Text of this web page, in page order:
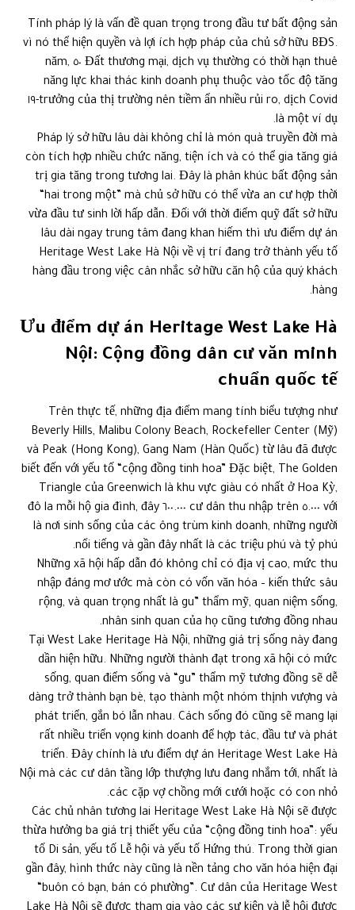
Tính pháp lý là vấn đề quan trọng trong đầu tư bất động sản
vì nó thể hiện quyền và lợi ích hợp pháp của chủ sở hữu BĐS.
Đất thương mại, dịch vụ thường có thời hạn thuê ٥٠ năm,
năng lực khai thác kinh doanh phụ thuộc vào tốc độ tăng
trưởng của thị trường nên tiềm ẩn nhiều rủi ro, dịch Covid-١٩
là một ví dụ.
Pháp lý sở hữu lâu dài không chỉ là món quà truyền đời mà
còn tích hợp nhiều chức năng, tiện ích và có thể gia tăng giá
trị gia tăng trong tương lai. Đây là phân khúc bất động sản
“hai trong một” mà chủ sở hữu có thể vừa an cư hợp thời
vừa đầu tư sinh lời hấp dẫn. Đối với thời điểm quỹ đất sở hữu
lâu dài ngay trung tâm đang khan hiếm thì ưu điểm dự án
Heritage West Lake Hà Nội về vị trí đang trở thành yếu tố
hàng đầu trong việc cân nhắc sở hữu căn hộ của quý khách
hàng.
Ưu điểm dự án Heritage West Lake Hà
Nội: Cộng đồng dân cư văn minh
chuẩn quốc tế
Trên thực tế, những địa điểm mang tính biểu tượng như
Beverly Hills, Malibu Colony Beach, Rockefeller Center (Mỹ)
và Peak (Hong Kong), Gang Nam (Hàn Quốc) từ lâu đã được
biết đến với yếu tố “cộng đồng tinh hoa” Đặc biệt, The Golden
Triangle của Greenwich là khu vực giàu có nhất ở Hoa Kỳ,
với ٥.٠٠٠ cư dân thu nhập trên ٦٠٠.٠٠٠ đô la mỗi hộ gia đình, đây
là nơi sinh sống của các ông trùm kinh doanh, những người
nổi tiếng và gần đây nhất là các triệu phú và tỷ phú.
Những xã hội hấp dẫn đó không chỉ có địa vị cao, mức thu
nhập đáng mơ ước mà còn có vốn văn hóa – kiến ​​thức sâu
rộng, và quan trọng nhất là gu” thẩm mỹ, quan niệm sống,
nhân sinh quan của họ cũng tương đồng nhau.
Tại West Lake Heritage Hà Nội, những giá trị sống này đang
dần hiện hữu. Những người thành đạt trong xã hội có mức
sống, quan điểm sống và “gu” thẩm mỹ tương đồng sẽ dễ
dàng trở thành bạn bè, tạo thành một nhóm thịnh vượng và
phát triển, gắn bó lẫn nhau. Cách sống đó cũng sẽ mang lại
rất nhiều triển vọng kinh doanh để hợp tác, đầu tư và phát
triển. Đây chính là ưu điểm dự án Heritage West Lake Hà
Nội mà các cư dân tầng lớp thượng lưu đang nhắm tới, nhất là
các cặp vợ chồng mới cưới hoặc có con nhỏ.
Các chủ nhân tương lai Heritage West Lake Hà Nội sẽ được
thừa hưởng ba giá trị thiết yếu của “cộng đồng tinh hoa”: yếu
tố Di sản, yếu tố Lễ hội và yếu tố Hứng thú. Trong thời gian
gần đây, hình thức này cũng là nền tảng cho văn hóa hiện đại
“buôn có bạn, bán có phường”. Cư dân của Heritage West